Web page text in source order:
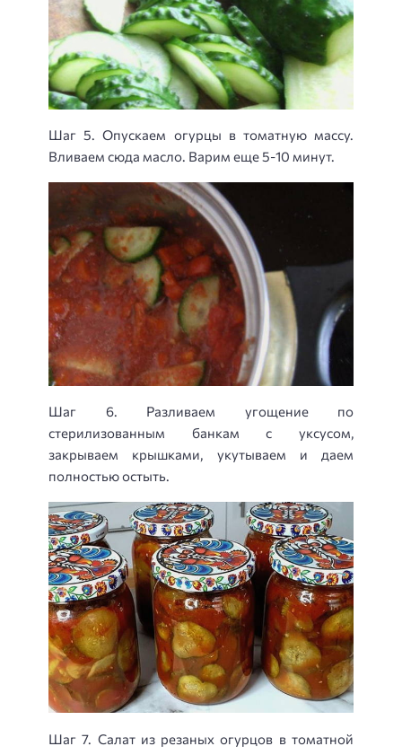
Шаг 5. Опускаем огурцы в томатную массу.
Вливаем сюда масло. Варим еще 5-10 минут.
Шаг 6. Разливаем угощение по
стерилизованным банкам с уксусом,
закрываем крышками, укутываем и даем
полностью остыть.
Шаг 7. Салат из резаных огурцов в томатной